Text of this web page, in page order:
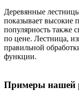
Деревянные
показывает высокие
популярность также
по цене. Лестница,
правильной
функции.
Примеры нашей